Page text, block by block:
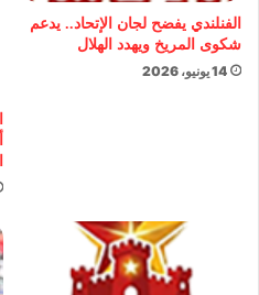
الفنلندي يفضح لجان الإتحاد.. يدعم
شكوى المريخ ويهدد الهلال
14 يونيو، 2026